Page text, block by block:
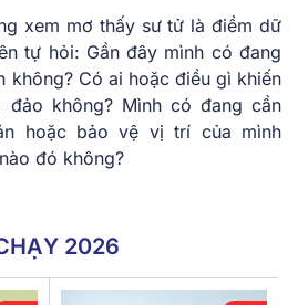
xem mơ thấy sư tử là điềm dữ
tự hỏi: Gần đây mình có đang
không? Có ai hoặc điều gì khiến
không? Mình có đang cần
hoặc bảo vệ vị trí của mình
đó không?
2026